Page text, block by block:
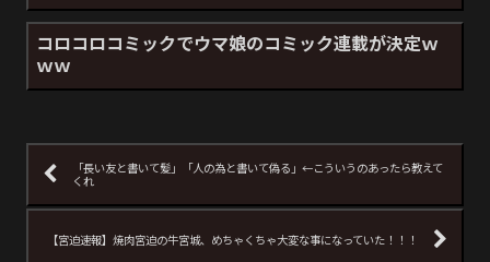
コロコロコミックでウマ娘のコミック連載が決定ｗ
ｗｗ
「長い友と書いて髪」「人の為と書いて偽る」←こういうのあったら教えて
くれ
【宮迫速報】焼肉宮迫の牛宮城、めちゃくちゃ大変な事になっていた！！！